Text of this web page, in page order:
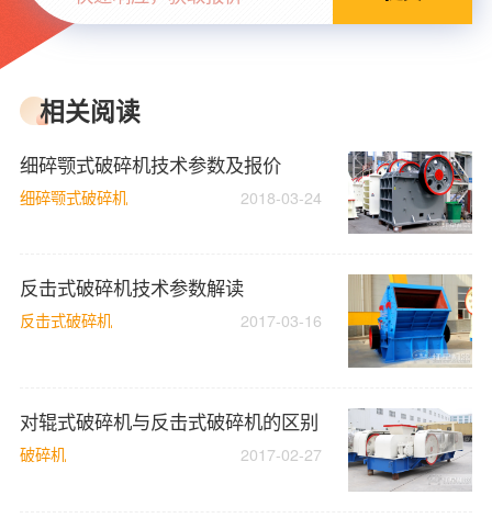
相关阅读
细碎颚式破碎机技术参数及报价
细碎颚式破碎机 2018-03-24
反击式破碎机技术参数解读
反击式破碎机 2017-03-16
对辊式破碎机与反击式破碎机的区别
破碎机 2017-02-27